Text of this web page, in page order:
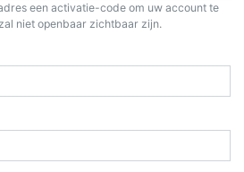
een activatie-code om uw account te
niet openbaar zichtbaar zijn.